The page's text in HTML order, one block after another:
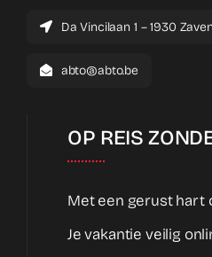
Da Vincilaan 1 – 1930
abto@abto.be
OP REIS
Met een gerust hart
Je vakantie veilig